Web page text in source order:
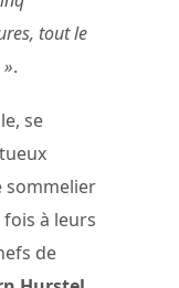
tout le
.
se
sommelier
à leurs
de